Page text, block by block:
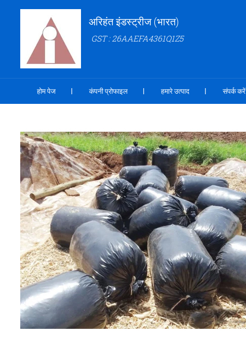
अरिहंत इंडस्ट्रीज (भारत)
GST : 26AAEFA4361Q1Z5
होम पेज कंपनी प्रोफाइल हमारे उत्पाद संपर्क करें